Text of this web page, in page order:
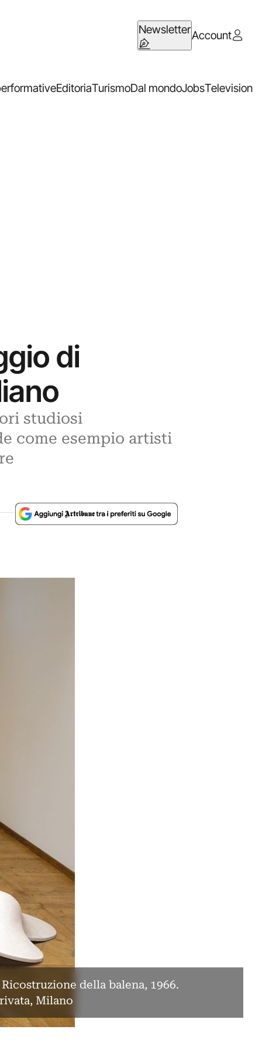
NewsletterAccount
EditoriaTurismoDal mondoJobsTelevision
di
studiosi
come esempio artisti
della balena, 1966.
Milano